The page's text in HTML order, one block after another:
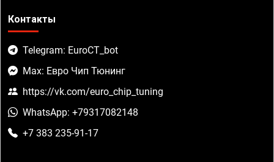
Контакты
Telegram: EuroCT_bot
Max: Евро Чип Тюнинг
https://vk.com/euro_chip_tuning
WhatsApp: +79317082148
+7 383 235-91-17